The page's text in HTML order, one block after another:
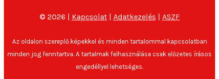
© 2026 | Kapcsolat| Adatkezelés | ASZF
Az oldalon szereplő képekkel és minden tartalommal kapcsolatban
minden jog fenntartva. A tartalmak felhasználása csak előzetes írásos
engedéllyel lehetséges.